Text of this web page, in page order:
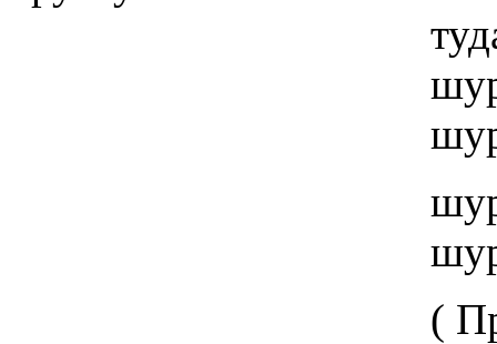
туда и
шур-
шур-
шур-
шур-
( Проведи